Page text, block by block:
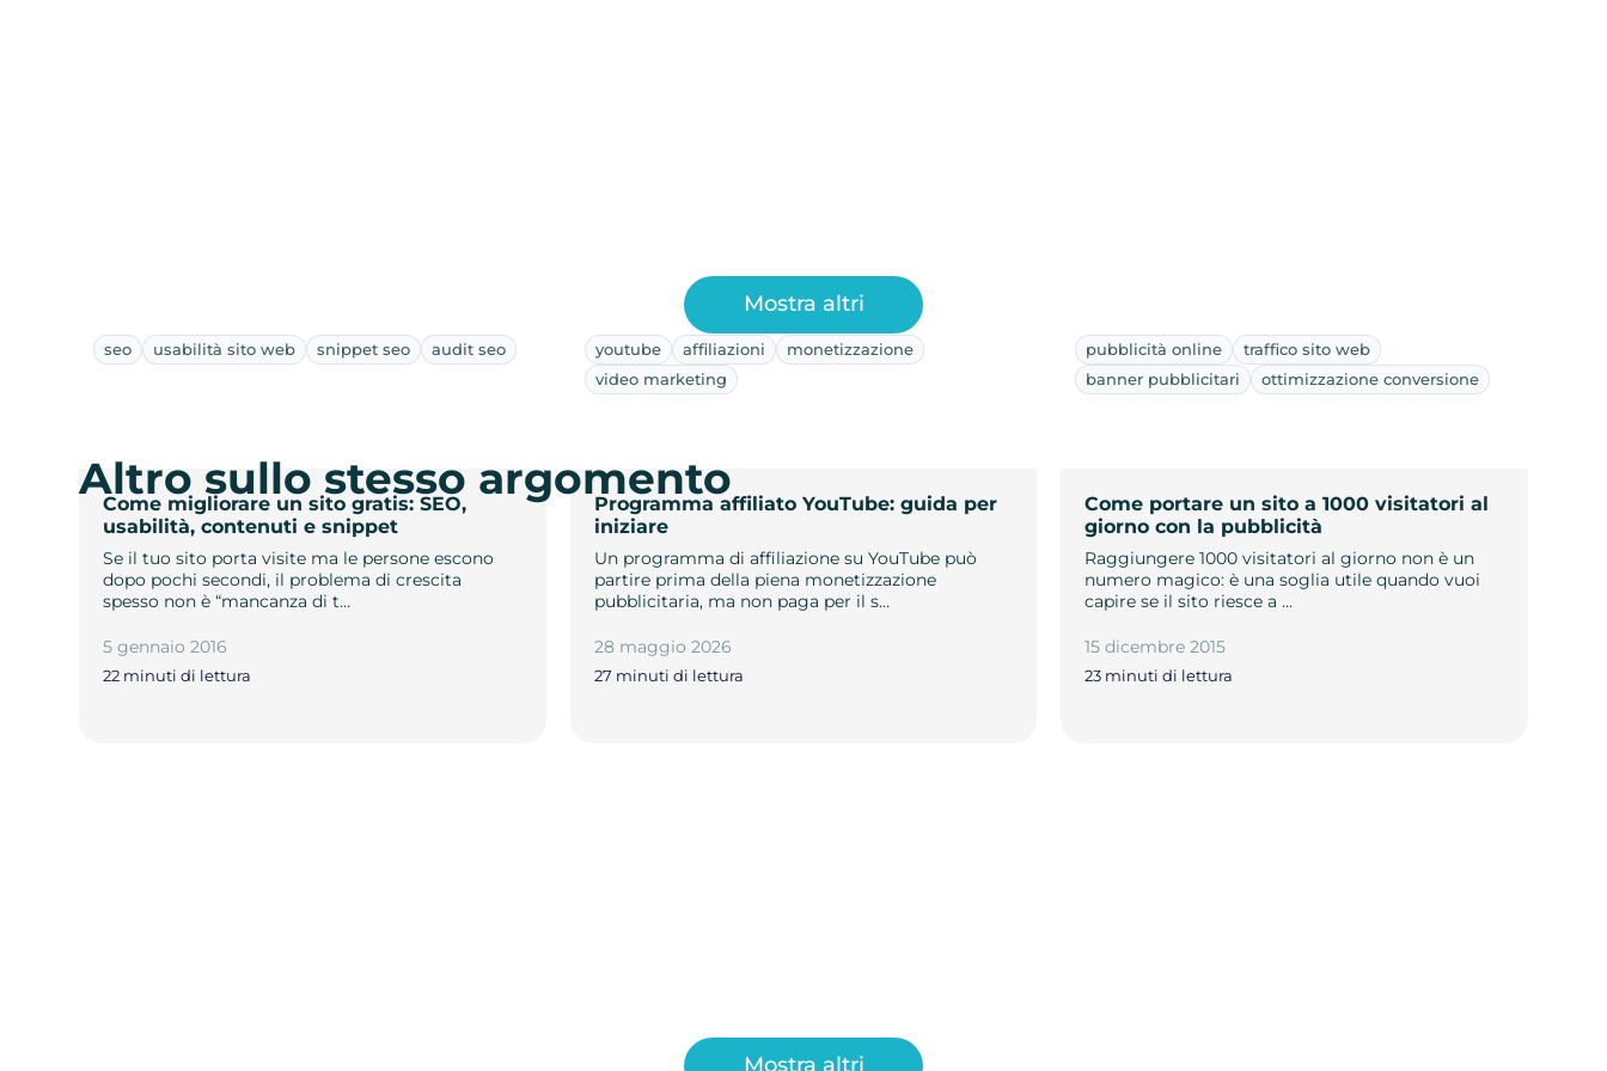
seo usabilità sito web snippet seo audit seo
Come migliorare un sito gratis: SEO,
usabilità, contenuti e snippet
Se il tuo sito porta visite ma le persone escono
dopo pochi secondi, il problema di crescita
spesso non è “mancanza di t…
5 gennaio 2016
22 minuti di lettura
youtube affiliazioni
monetizzazione
video marketing
Programma affiliato YouTube: guida per
iniziare
Un programma di affiliazione su YouTube può
partire prima della piena monetizzazione
pubblicitaria, ma non paga per il s…
28 maggio 2026
27 minuti di lettura
pubblicità online
traffico sito web
banner pubblicitari
ottimizzazione conversione
Come portare un sito a 1000 visitatori al
giorno con la pubblicità
Raggiungere 1000 visitatori al giorno non è un
numero magico: è una soglia utile quando vuoi
capire se il sito riesce a …
15 dicembre 2015
23 minuti di lettura
Mostra altri
Altro sullo stesso argomento
Mostra altri